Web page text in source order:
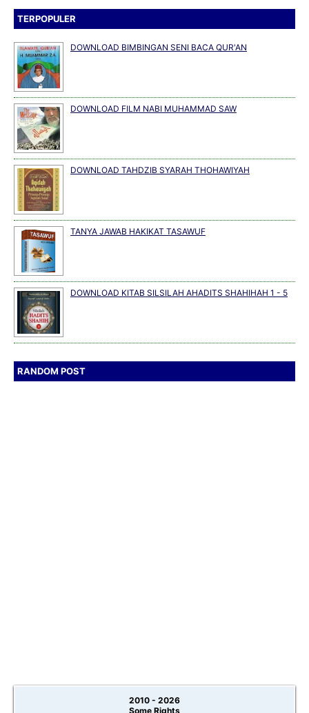
TERPOPULER
DOWNLOAD BIMBINGAN SENI BACA QUR'AN
DOWNLOAD FILM NABI MUHAMMAD SAW
DOWNLOAD TAHDZIB SYARAH THOHAWIYAH
TANYA JAWAB HAKIKAT TASAWUF
DOWNLOAD KITAB SILSILAH AHADITS SHAHIHAH 1 - 5
RANDOM POST
2010 - 2026
Some Rights